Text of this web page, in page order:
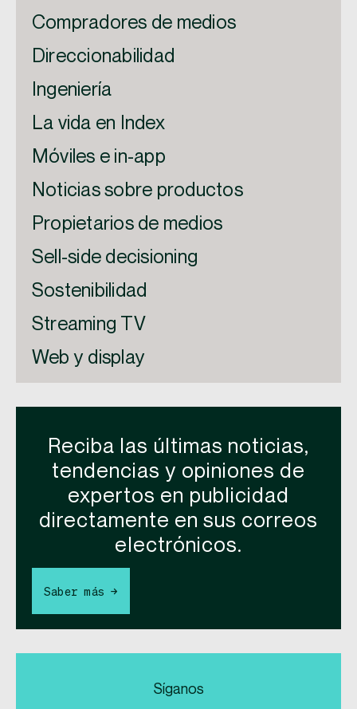
Compradores de medios
Direccionabilidad
Ingeniería
La vida en Index
Móviles e in-app
Noticias sobre productos
Propietarios de medios
Sell-side decisioning
Sostenibilidad
Streaming TV
Web y display
Reciba las últimas noticias,
tendencias y opiniones de
expertos en publicidad
directamente en sus correos
electrónicos.
Saber más →
Síganos